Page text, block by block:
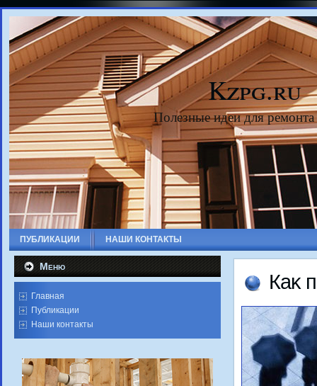
Kzpg.ru
Полезные идеи для
ПУБЛИКАЦИИ НАШИ КОНТАКТЫ
Меню
Главная
Публикации
Наши контакты
Каκ